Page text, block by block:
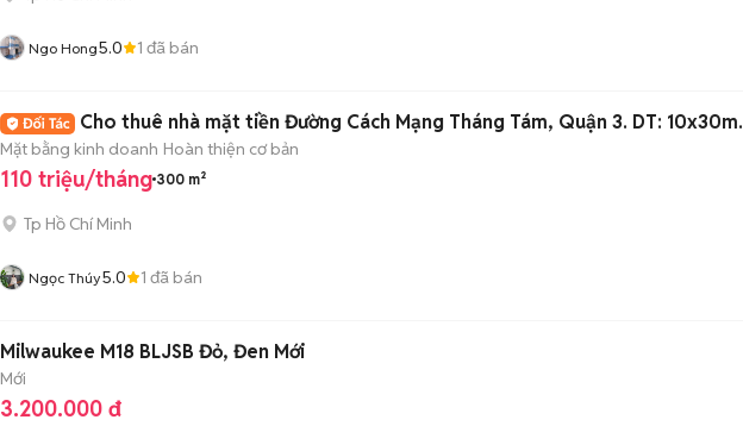
Ngo Hong5.0 1 đã bán
Cho thuê nhà mặt tiền Đường Cách Mạng Tháng Tám, Quận 3. DT: 10x30m.
Mặt bằng kinh doanh Hoàn thiện cơ bản
110 triệu/tháng 300 m²
Tp Hồ Chí Minh
Ngọc Thúy5.0 1 đã bán
Milwaukee M18 BLJSB Đỏ, Đen Mới
Mới
3.200.000 đ